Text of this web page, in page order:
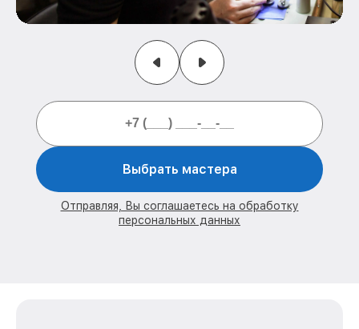
Выбрать мастера
Отправляя, Вы соглашаетесь на обработку
персональных данных